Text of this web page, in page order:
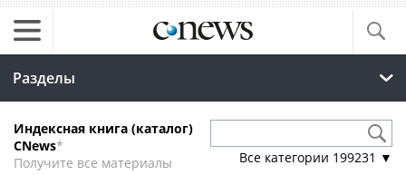
Разделы
Индексная книга (каталог)
CNews*
Получите все материалы
Все категории 199231 ▼